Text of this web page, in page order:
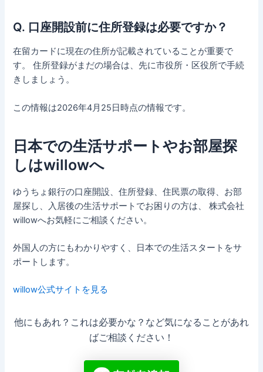
Q. 口座開設前に住所登録は必要ですか？
在留カードに現在の住所が記載されていることが重要で
す。 住所登録がまだの場合は、先に市役所・区役所で手続
きしましょう。
この情報は2026年4月25日時点の情報です。
日本での生活サポートやお部屋探
しはwillowへ
ゆうちょ銀行の口座開設、住所登録、住民票の取得、お部
屋探し、入居後の生活サポートでお困りの方は、 株式会社
willowへお気軽にご相談ください。
外国人の方にもわかりやすく、日本での生活スタートをサ
ポートします。
willow公式サイトを見る
他にもあれ？これは必要かな？など気になることがあれ
ばご相談ください！